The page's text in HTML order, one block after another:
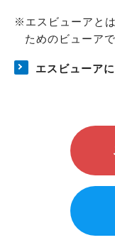
エスビューアと
ためのビューアで
エスビューア